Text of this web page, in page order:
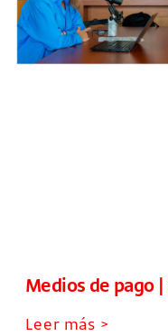
Medios de pago |
Leer más >